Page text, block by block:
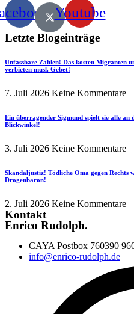
Youtube
Letzte Blogeinträge
Unfassbare Zahlen! Das kosten Migranten
verbieten musl. Gebet!
7. Juli 2026 Keine Kommentare
Ein überragender Sigmund spielt sie alle
Blickwinkel!
3. Juli 2026 Keine Kommentare
Skandaljustiz! Tödliche Oma gegen
Drogenbaron!
2. Juli 2026 Keine Kommentare
Kontakt
Enrico Rudolph.
CAYA Postbox 760390
info@enrico-rudolph.de